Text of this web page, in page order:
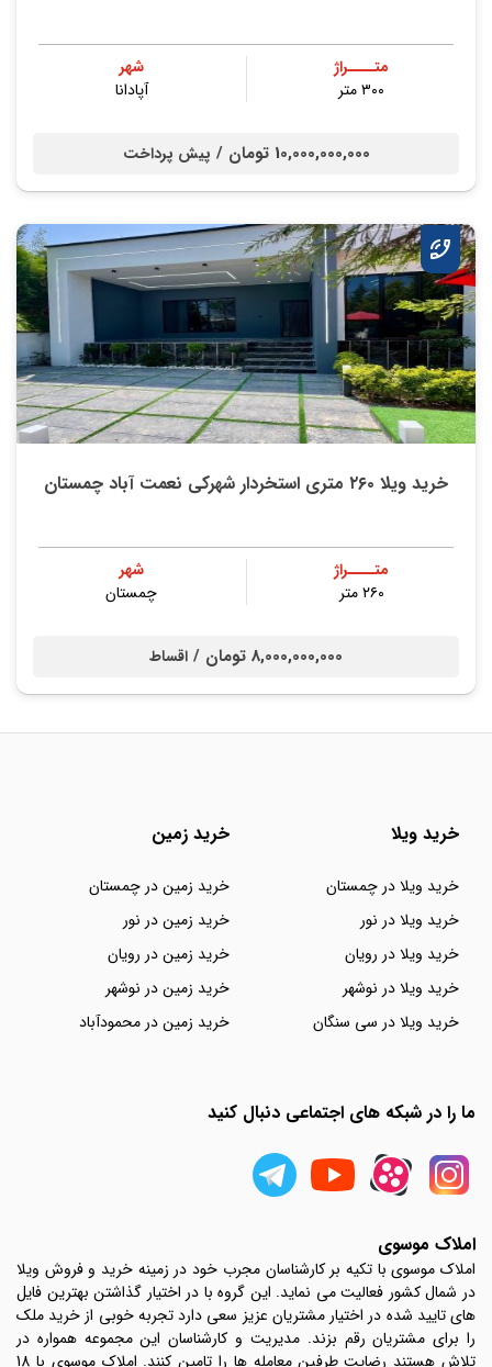
متــــراژ
۳۰۰ متر
شهر
آپادانا
10,000,000,000 تومان / پیش پرداخت
خرید ویلا ۲۶۰ متری استخردار شهرکی نعمت آباد چمستان
متــــراژ
۲۶۰ متر
شهر
چمستان
8,000,000,000 تومان / اقساط
خرید ویلا
خرید ویلا در چمستان
خرید ویلا در نور
خرید ویلا در رویان
خرید ویلا در نوشهر
خرید ویلا در سی سنگان
خرید زمین
خرید زمین در چمستان
خرید زمین در نور
خرید زمین در رویان
خرید زمین در نوشهر
خرید زمین در محمودآباد
ما را در شبکه های اجتماعی دنبال کنید
املاک موسوی
املاک موسوی با تکیه بر کارشناسان مجرب خود در زمینه خرید و فروش ویلا
در شمال کشور فعالیت می نماید. این گروه با در اختیار گذاشتن بهترین فایل
های تایید شده در اختیار مشتریان عزیز سعی دارد تجربه خوبی از خرید ملک
را برای مشتریان رقم بزند. مدیریت و کارشناسان این مجموعه همواره در
تلاش هستند رضایت طرفین معامله ها را تامین کنند. املاک موسوی با 18